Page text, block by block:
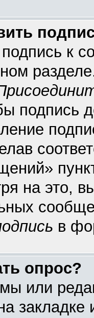
к
подпись
на это,
в
опрос?
или